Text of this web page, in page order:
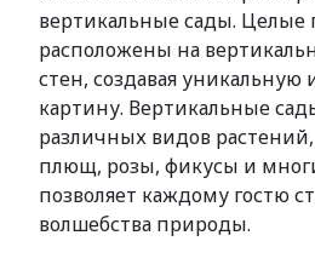
вертикальные сады. Целые
расположены на
стен, создавая
картину. Вертикальные
различных видов
плющ, розы, фикусы и
позволяет каждому гостю
волшебства природы.